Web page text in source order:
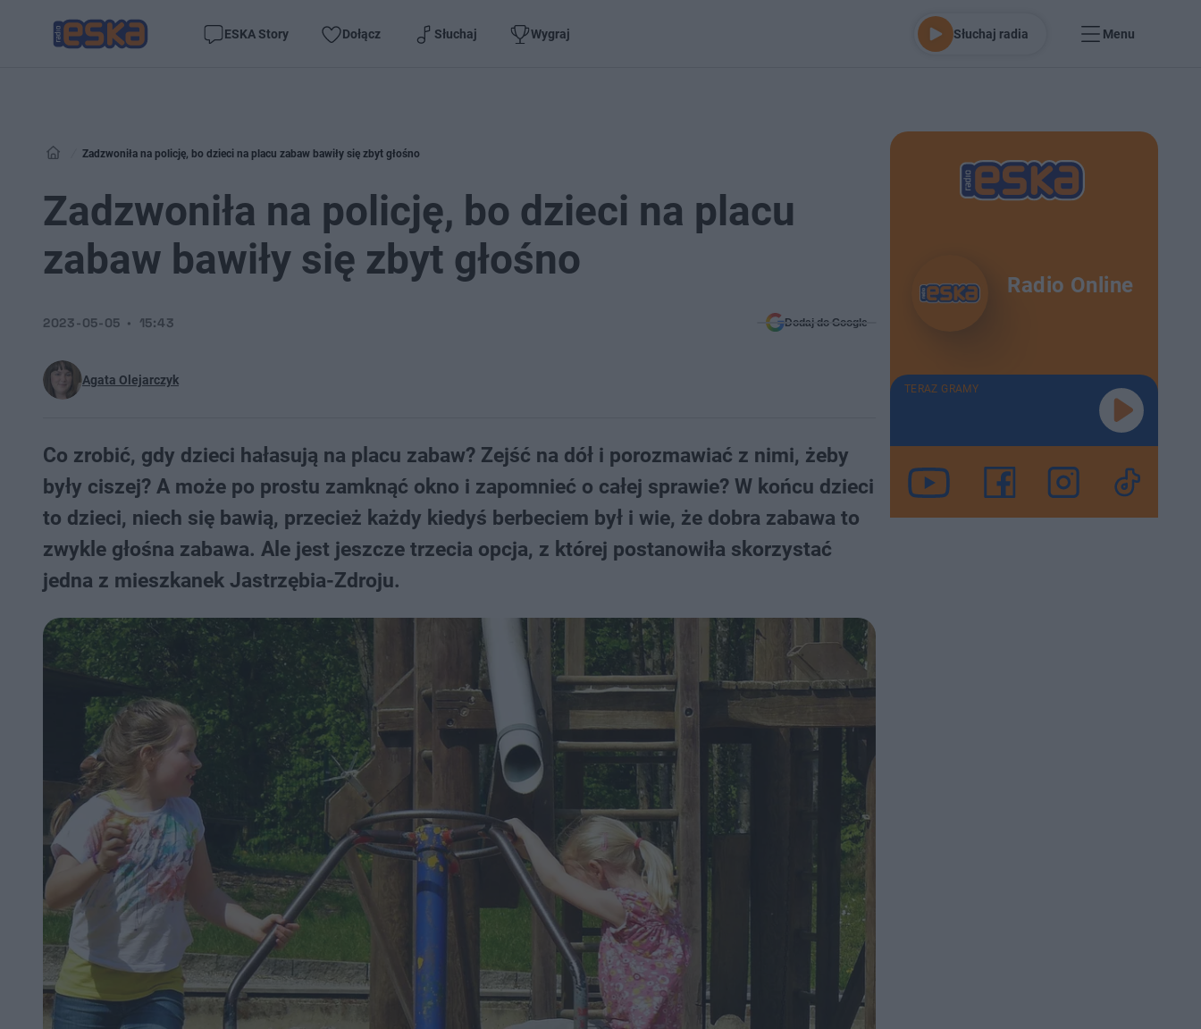
ESKA Story Dołącz Słuchaj Wygraj Słuchaj radia Menu
Zadzwoniła na policję, bo dzieci na placu zabaw bawiły się zbyt głośno
Zadzwoniła na policję, bo dzieci na placu
zabaw bawiły się zbyt głośno
Agata Olejarczyk
2023-05-05 15:43 Dodaj do Google
Co zrobić, gdy dzieci hałasują na placu zabaw? Zejść na dół i porozmawiać z nimi, żeby
były ciszej? A może po prostu zamknąć okno i zapomnieć o całej sprawie? W końcu dzieci
to dzieci, niech się bawią, przecież każdy kiedyś berbeciem był i wie, że dobra zabawa to
zwykle głośna zabawa. Ale jest jeszcze trzecia opcja, z której postanowiła skorzystać
jedna z mieszkanek Jastrzębia-Zdroju.
Radio Online
TERAZ GRAMY